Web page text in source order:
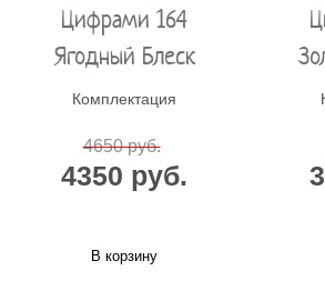
Цифрами 164
Ягодный Блеск
Комплектация
4650 руб.
4350 руб.
В корзину